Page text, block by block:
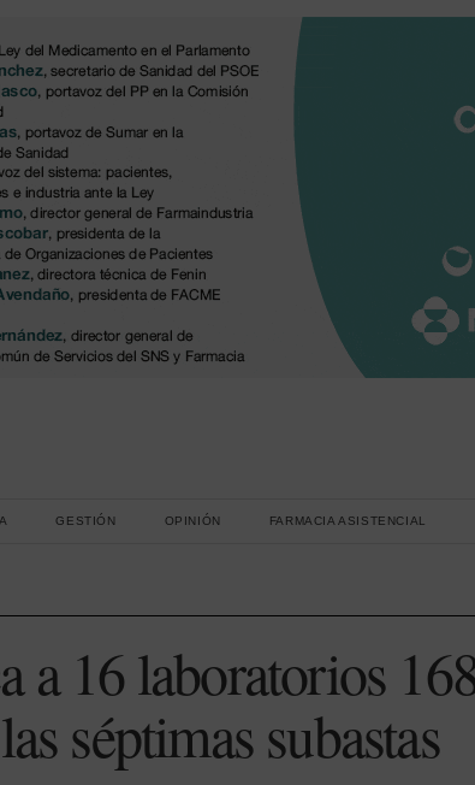
GESTIÓN OPINIÓN FARMACIA ASISTENCIAL
a 16 laboratorios
séptimas subastas